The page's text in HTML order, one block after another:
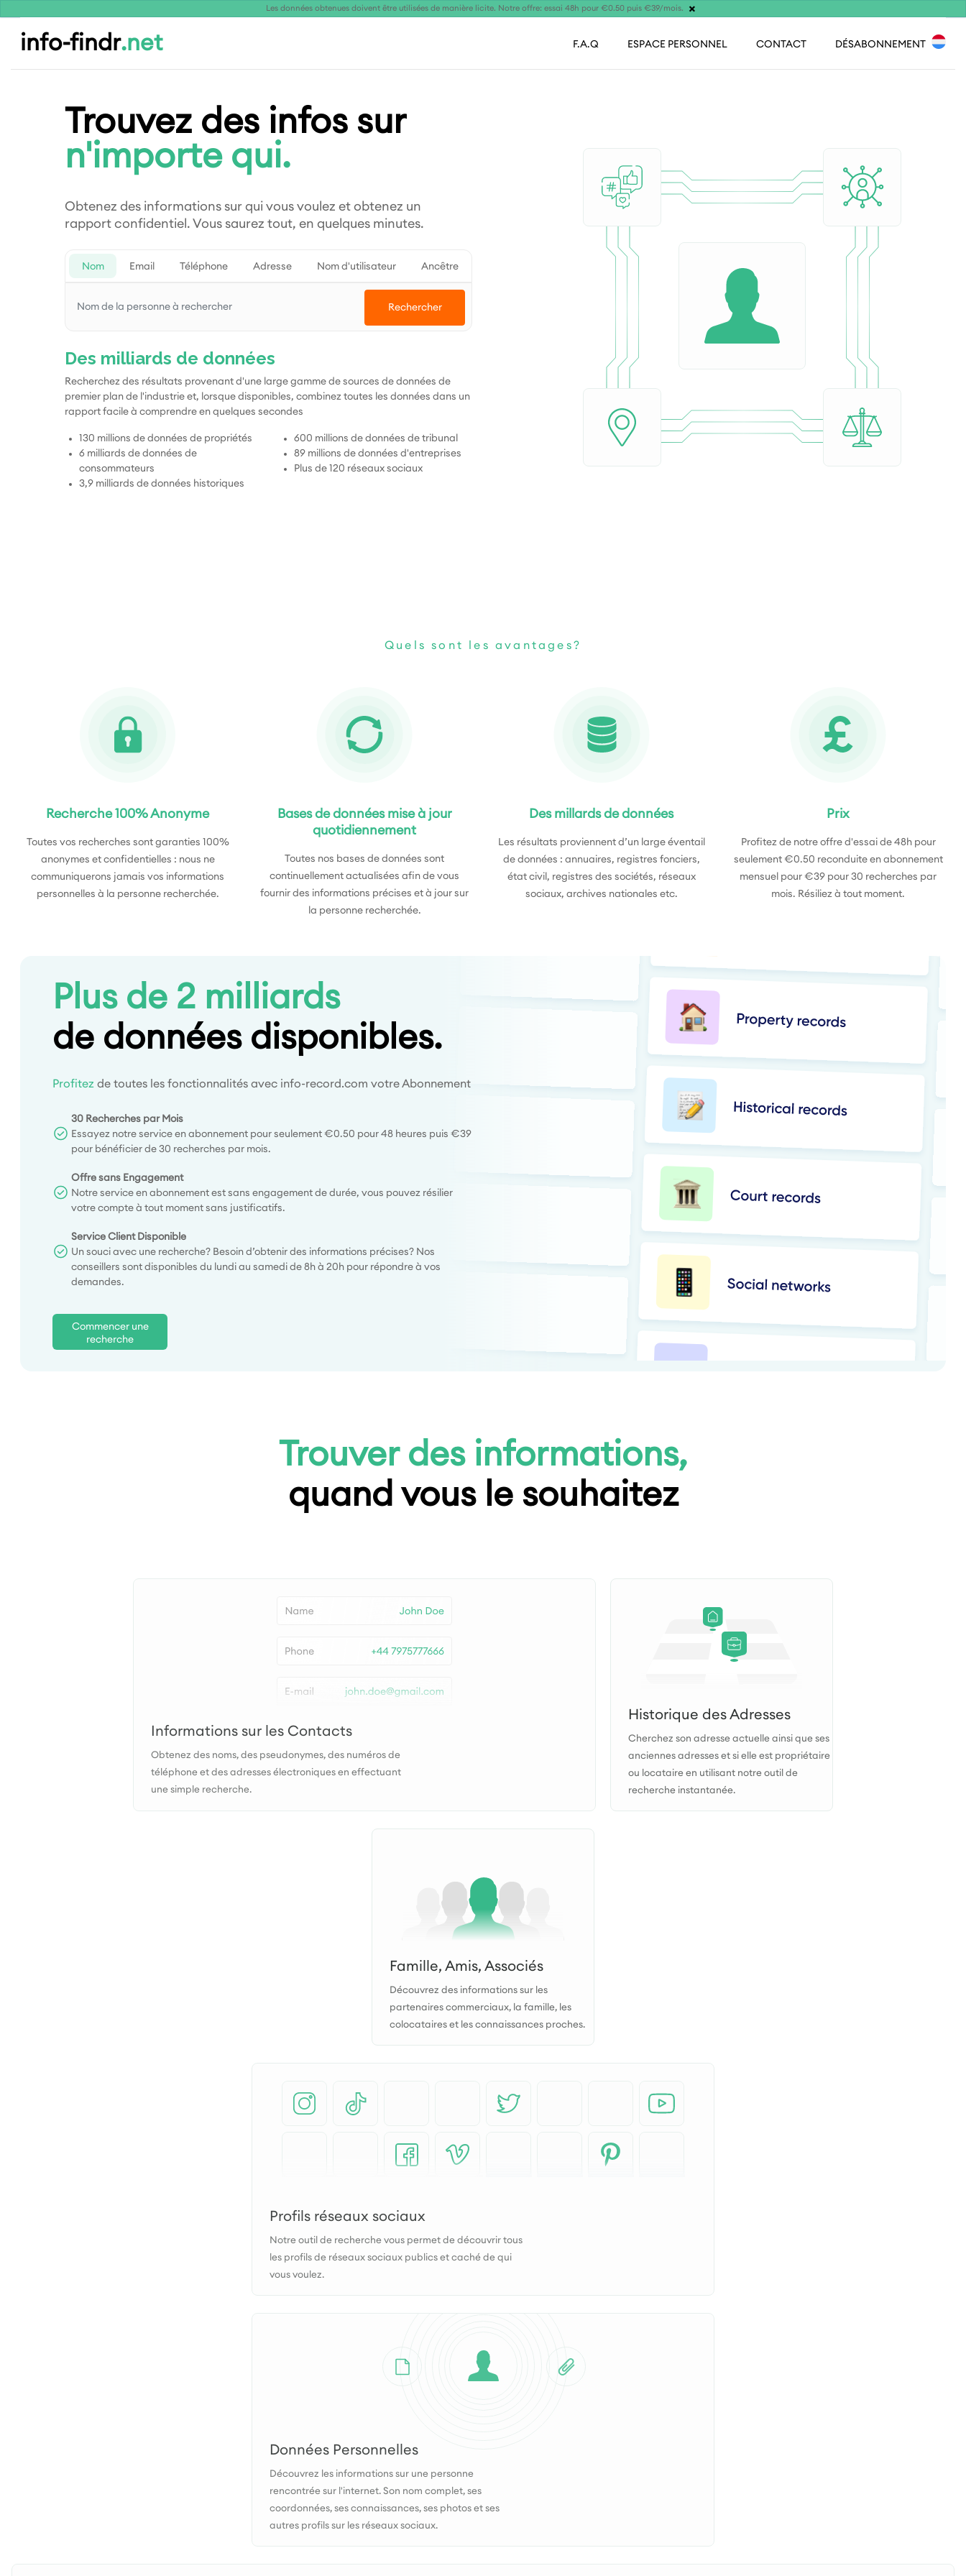
Les données obtenues doivent être utilisées de manière licite. Notre offre: essai 48h pour €0.50 puis €39/mois. ×
info-findr.net F.A.Q ESPACE PERSONNEL CONTACT DÉSABONNEMENT
Trouvez des infos sur
n'importe qui.
Obtenez des informations sur qui vous voulez et obtenez un
rapport confidentiel. Vous saurez tout, en quelques minutes.
Nom Email Téléphone Adresse Nom d'utilisateur Ancêtre
Rechercher
Des milliards de données
Recherchez des résultats provenant d'une large gamme de sources de données de
premier plan de l'industrie et, lorsque disponibles, combinez toutes les données dans un
rapport facile à comprendre en quelques secondes
130 millions de données de propriétés
6 milliards de données de
consommateurs
3,9 milliards de données historiques
600 millions de données de tribunal
89 millions de données d'entreprises
Plus de 120 réseaux sociaux
Quels sont les avantages?
Recherche 100% Anonyme
Toutes vos recherches sont garanties 100%
anonymes et confidentielles : nous ne
communiquerons jamais vos informations
personnelles à la personne recherchée.
Bases de données mise à jour
quotidiennement
Toutes nos bases de données sont
continuellement actualisées afin de vous
fournir des informations précises et à jour sur
la personne recherchée.
Des millards de données
Les résultats proviennent d’un large éventail
de données : annuaires, registres fonciers,
état civil, registres des sociétés, réseaux
sociaux, archives nationales etc.
Prix
Profitez de notre offre d'essai de 48h pour
seulement €0.50 reconduite en abonnement
mensuel pour €39 pour 30 recherches par
mois. Résiliez à tout moment.
Plus de 2 milliards
de données disponibles.
Profitez de toutes les fonctionnalités avec info-record.com votre Abonnement
30 Recherches par Mois
Essayez notre service en abonnement pour seulement €0.50 pour 48 heures puis €39
pour bénéficier de 30 recherches par mois.
Offre sans Engagement
Notre service en abonnement est sans engagement de durée, vous pouvez résilier
votre compte à tout moment sans justificatifs.
Service Client Disponible
Un souci avec une recherche? Besoin d’obtenir des informations précises? Nos
conseillers sont disponibles du lundi au samedi de 8h à 20h pour répondre à vos
demandes.
Commencer une
recherche
Trouver des informations,
quand vous le souhaitez
Informations sur les Contacts
Obtenez des noms, des pseudonymes, des numéros de
téléphone et des adresses électroniques en effectuant
une simple recherche.
Historique des Adresses
Cherchez son adresse actuelle ainsi que ses
anciennes adresses et si elle est propriétaire
ou locataire en utilisant notre outil de
recherche instantanée.
Famille, Amis, Associés
Découvrez des informations sur les
partenaires commerciaux, la famille, les
colocataires et les connaissances proches.
Profils réseaux sociaux
Notre outil de recherche vous permet de découvrir tous
les profils de réseaux sociaux publics et caché de qui
vous voulez.
Données Personnelles
Découvrez les informations sur une personne
rencontrée sur l'internet. Son nom complet, ses
coordonnées, ses connaissances, ses photos et ses
autres profils sur les réseaux sociaux.